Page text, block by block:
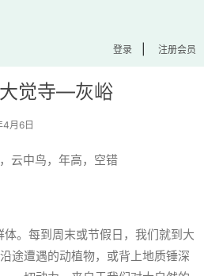
登录 注册会员
觉寺—灰峪
4月6日
云中鸟，年高，空错
。每到周末或节假日，我们就到大
途遭遇的动植物，或背上地质锤深